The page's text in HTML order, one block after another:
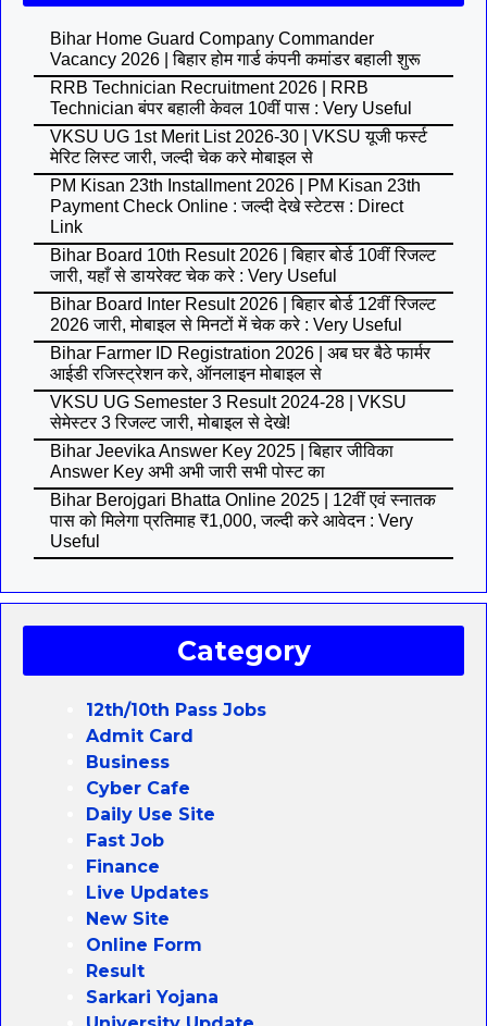
Bihar Home Guard Company Commander
Vacancy 2026 | बिहार होम गार्ड कंपनी कमांडर बहाली शुरू
RRB Technician Recruitment 2026 | RRB
Technician बंपर बहाली केवल 10वीं पास : Very Useful
VKSU UG 1st Merit List 2026-30 | VKSU यूजी फर्स्ट
मेरिट लिस्ट जारी, जल्दी चेक करे मोबाइल से
PM Kisan 23th Installment 2026 | PM Kisan 23th
Payment Check Online : जल्दी देखे स्टेटस : Direct
Link
Bihar Board 10th Result 2026 | बिहार बोर्ड 10वीं रिजल्ट
जारी, यहाँ से डायरेक्ट चेक करे : Very Useful
Bihar Board Inter Result 2026 | बिहार बोर्ड 12वीं रिजल्ट
2026 जारी, मोबाइल से मिनटों में चेक करे : Very Useful
Bihar Farmer ID Registration 2026 | अब घर बैठे फार्मर
आईडी रजिस्ट्रेशन करे, ऑनलाइन मोबाइल से
VKSU UG Semester 3 Result 2024-28 | VKSU
सेमेस्टर 3 रिजल्ट जारी, मोबाइल से देखे!
Bihar Jeevika Answer Key 2025 | बिहार जीविका
Answer Key अभी अभी जारी सभी पोस्ट का
Bihar Berojgari Bhatta Online 2025 | 12वीं एवं स्नातक
पास को मिलेगा प्रतिमाह ₹1,000, जल्दी करे आवेदन : Very
Useful
Category
12th/10th Pass Jobs
Admit Card
Business
Cyber Cafe
Daily Use Site
Fast Job
Finance
Live Updates
New Site
Online Form
Result
Sarkari Yojana